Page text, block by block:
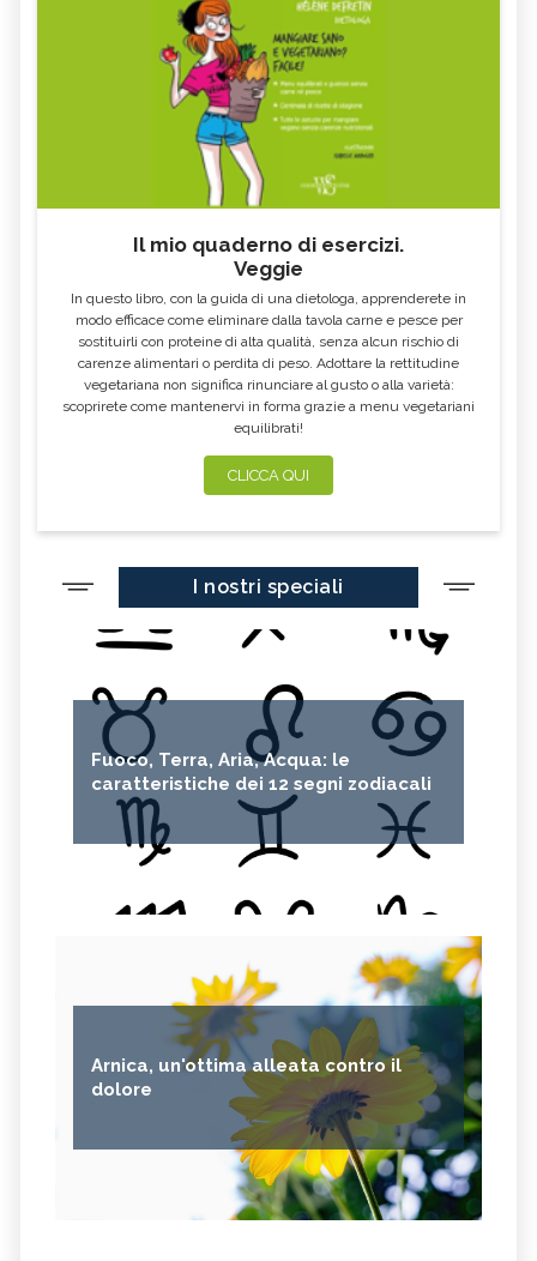
Il mio quaderno di esercizi.
Veggie
In questo libro, con la guida di una dietologa, apprenderete in
modo efficace come eliminare dalla tavola carne e pesce per
sostituirli con proteine di alta qualità, senza alcun rischio di
carenze alimentari o perdita di peso. Adottare la rettitudine
vegetariana non significa rinunciare al gusto o alla varietà:
scoprirete come mantenervi in forma grazie a menu vegetariani
equilibrati!
CLICCA QUI
I nostri speciali
Fuoco, Terra, Aria, Acqua: le
caratteristiche dei 12 segni zodiacali
Arnica, un'ottima alleata contro il
dolore